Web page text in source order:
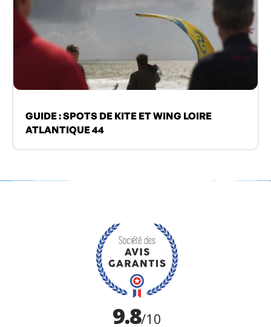
GUIDE : SPOTS DE KITE ET WING LOIRE
ATLANTIQUE 44